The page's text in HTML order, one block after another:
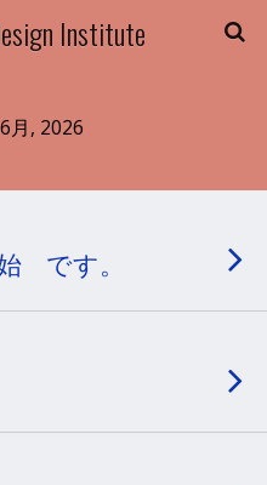
Institute
月, 2026
です。